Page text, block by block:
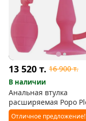
13 520т. 16 900т.
В наличии
Анальная втулка
расширяемая Popo Pleasure
№ 1
Отличное предложение!